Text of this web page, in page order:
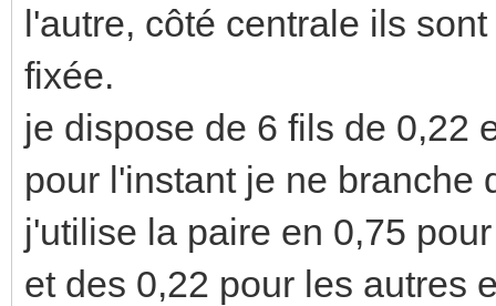
l'autre, côté centrale ils
fixée.
je dispose de 6 fils de 0,22
pour l'instant je ne branche
j'utilise la paire en 0,75
et des 0,22 pour les autres